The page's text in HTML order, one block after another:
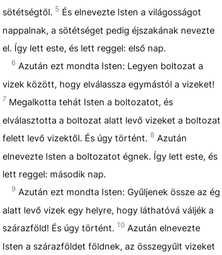
sötétségtől. 5 És elnevezte Isten a világosságot
nappalnak, a sötétséget pedig éjszakának nevezte
el. Így lett este, és lett reggel: első nap.
6 Azután ezt mondta Isten: Legyen boltozat a
vizek között, hogy elválassza egymástól a vizeket!
7 Megalkotta tehát Isten a boltozatot, és
elválasztotta a boltozat alatt levő vizeket a boltozat
felett levő vizektől. És úgy történt. 8 Azután
elnevezte Isten a boltozatot égnek. Így lett este, és
lett reggel: második nap.
9 Azután ezt mondta Isten: Gyűljenek össze az ég
alatt levő vizek egy helyre, hogy láthatóvá váljék a
szárazföld! És úgy történt. 10 Azután elnevezte
Isten a szárazföldet földnek, az összegyűlt vizeket